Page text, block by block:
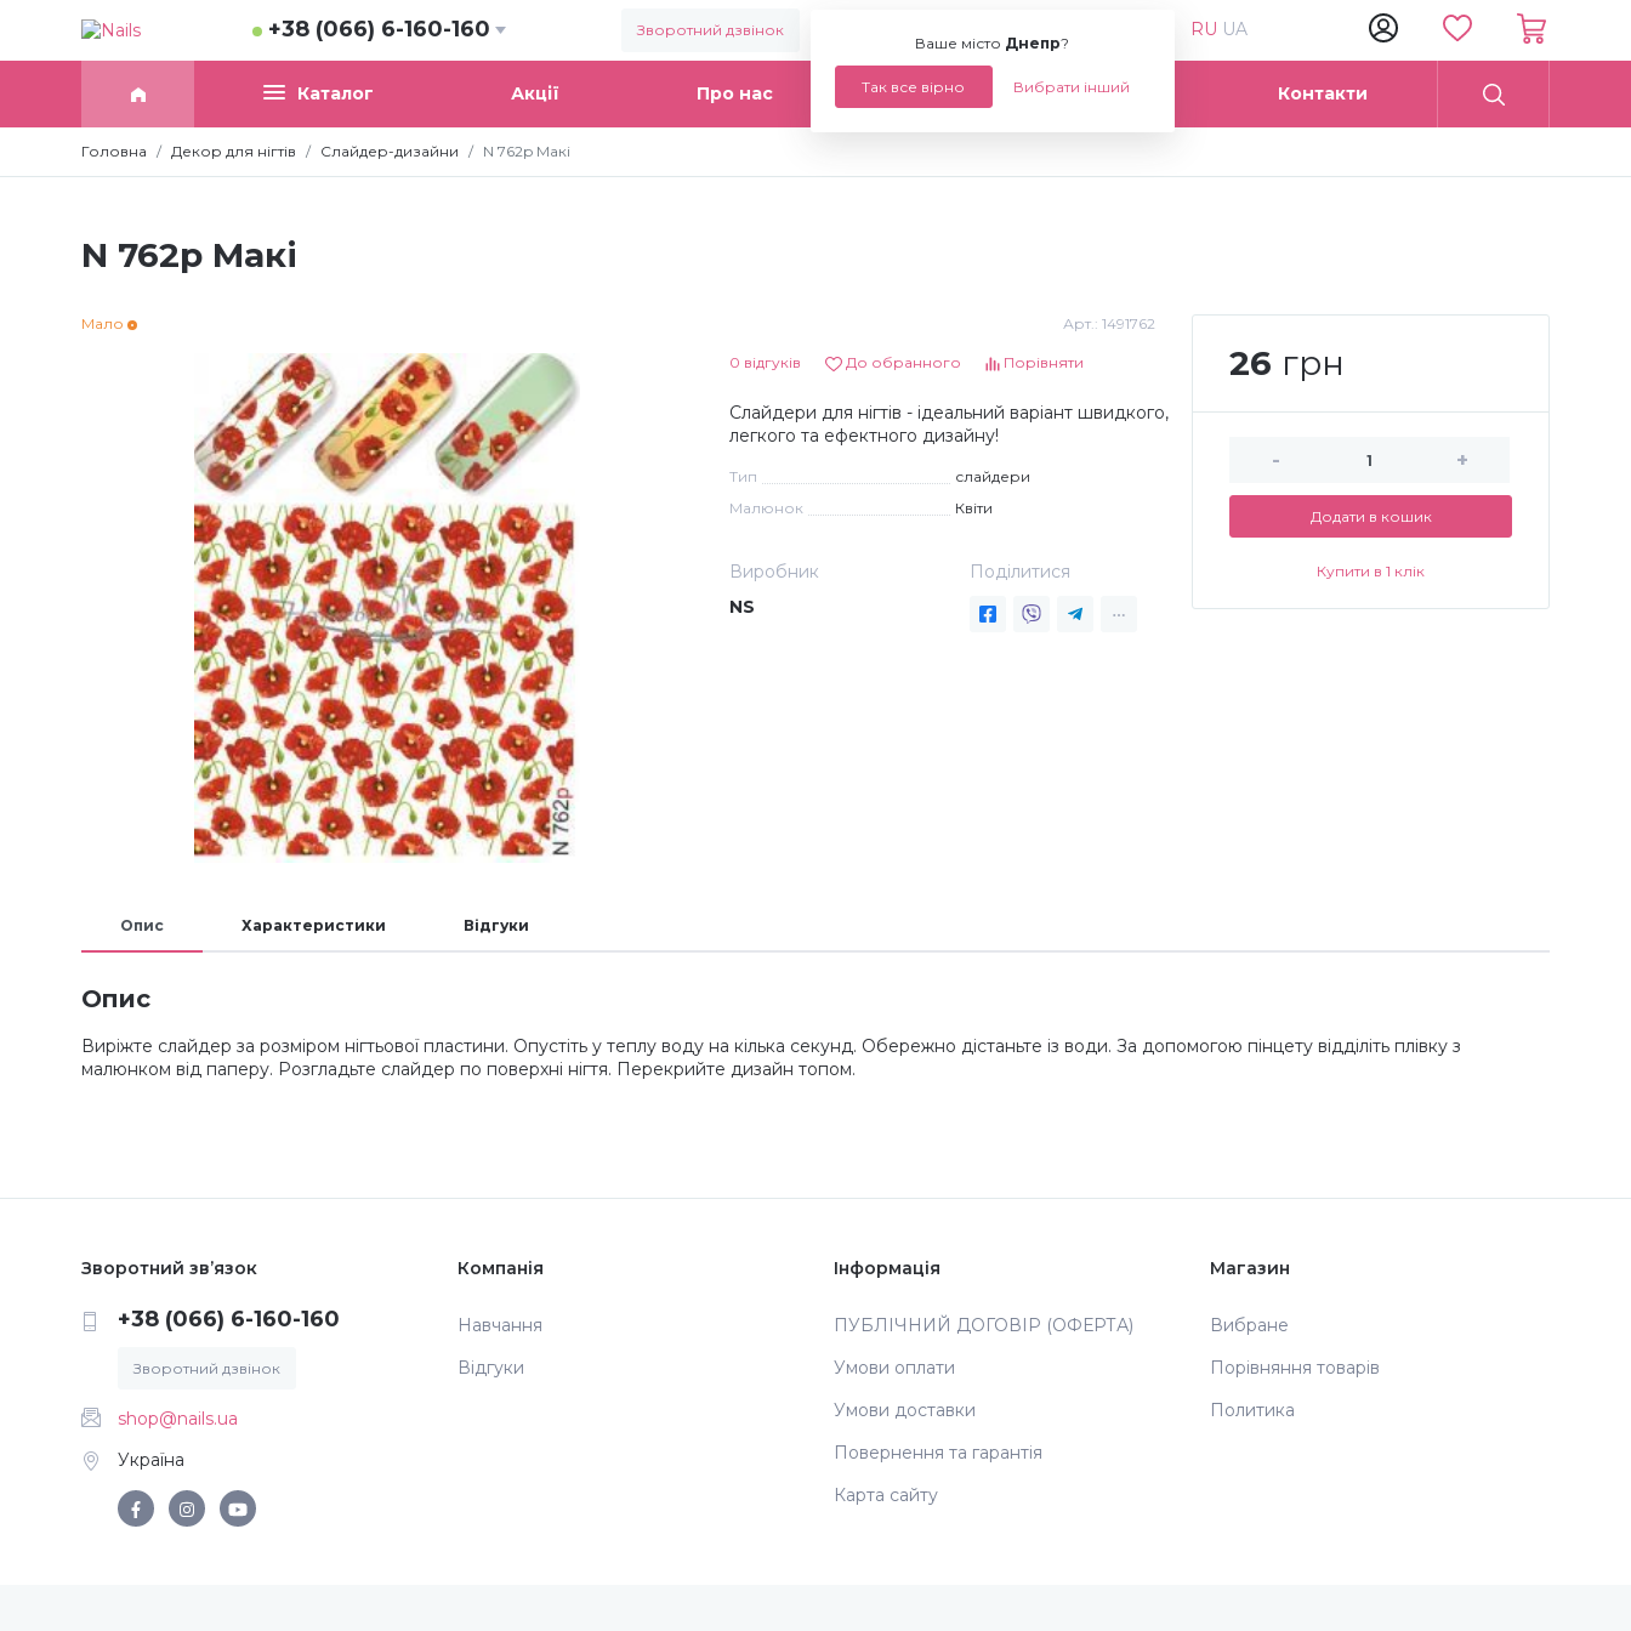
+38 (066) 6-160-160 Зворотний дзвінок
Ваше місто Днепр?
Так все вірно Вибрати інший
RU UA
Каталог Акції Про нас Статті Опт Контакти
Головна Декор для нігтів Слайдер-дизайни N 762p Макі
N 762p Макі
Мало Арт.: 1491762
0 відгуків До обранного Порівняти
Слайдери для нігтів - ідеальний варіант швидкого,
легкого та ефектного дизайну!
Тип
слайдери
Малюнок
Квіти
Виробник
NS
Поділитися
26 грн
- +
Додати в кошик
Купити в 1 клік
Опис Характеристики Відгуки
Опис
Виріжте слайдер за розміром нігтьової пластини. Опустіть у теплу воду на кілька секунд. Обережно дістаньте із води. За допомогою пінцету відділіть плівку з
малюнком від паперу. Розгладьте слайдер по поверхні нігтя. Перекрийте дизайн топом.
Зворотний зв’язок
+38 (066) 6-160-160
Зворотний дзвінок
shop@nails.ua
Україна
Компанія
Навчання
Відгуки
Інформація
ПУБЛІЧНИЙ ДОГОВІР (ОФЕРТА)
Умови оплати
Умови доставки
Повернення та гарантія
Карта сайту
Магазин
Вибране
Порівняння товарів
Политика